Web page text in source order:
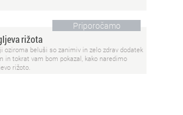
Priporočamo
rižota
oziroma beluši so zanimiv in zelo zdrav dodatek
in tokrat vam bom pokazal, kako naredimo
rižoto.